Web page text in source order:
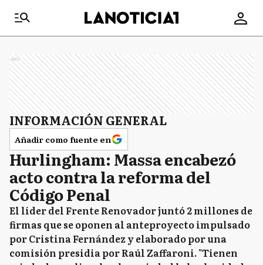
Ads
INFORMACIÓN GENERAL
Añadir como fuente en
Hurlingham: Massa encabezó
acto contra la reforma del
Código Penal
El líder del Frente Renovador juntó 2 millones de
firmas que se oponen al anteproyecto impulsado
por Cristina Fernández y elaborado por una
comisión presidia por Raúl Zaffaroni. "Tienen